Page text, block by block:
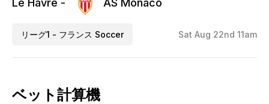
リーグ1 - フランス Soccer Sat Aug 22nd 11am
ベット計算機